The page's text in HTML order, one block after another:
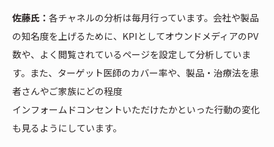
佐藤氏： 各チャネルの分析は毎月行っています。会社や製品
の知名度を上げるために、KPIとしてオウンドメディアのPV
数や、よく閲覧されているページを設定して分析していま
す。また、ターゲット医師のカバー率や、製品・治療法を患
者さんやご家族にどの程度
インフォームドコンセントいただけたかといった行動の変化
も見るようにしています。